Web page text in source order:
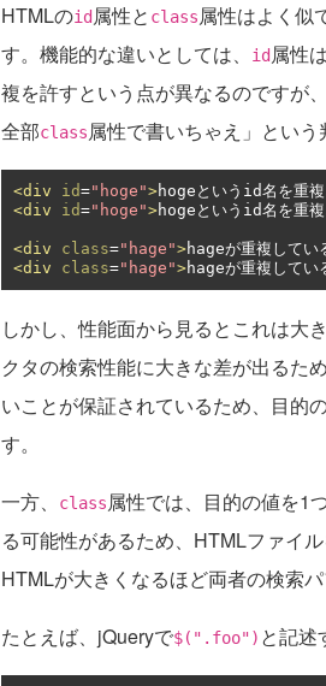
HTMLのid 属性と class属性はよく似
す。機能的な違いとしては、
id 属性
複を許すという点が異なるのですが
全部class属性で書いちゃえ」という
<div id="hoge">hogeというid名を重
<div
id="hoge">hogeというid名を重
<div class="hage">hageが重複して
<div
class="hage">hageが重複して
しかし、性能面から見るとこれは大
クタの検索性能に大きな差が出るため
いことが保証されているため、目的
す。
一方、 class属性では、目的の値を1
る可能性があるため、HTMLファイ
HTMLが大きくなるほど両者の検索
たとえば、jQueryで$(".foo") と記述